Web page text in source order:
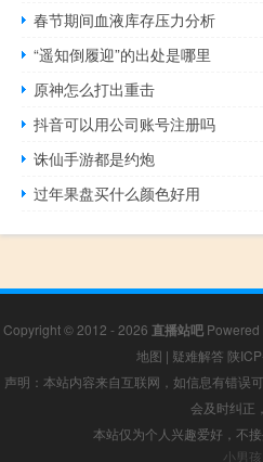
春节期间血液库存压力分析
“遥知倒履迎”的出处是哪里
原神怎么打出重击
抖音可以用公司账号注册吗
诛仙手游都是约炮
过年果盘买什么颜色好用
Copyright © 2012 - 2026 直播站吧 Powered
地图 | 疑难解答 陕
声明：本站内容来自互联网，如信息有错误
会及时纠正
本站仅为个人兴趣爱好，不
小男孩